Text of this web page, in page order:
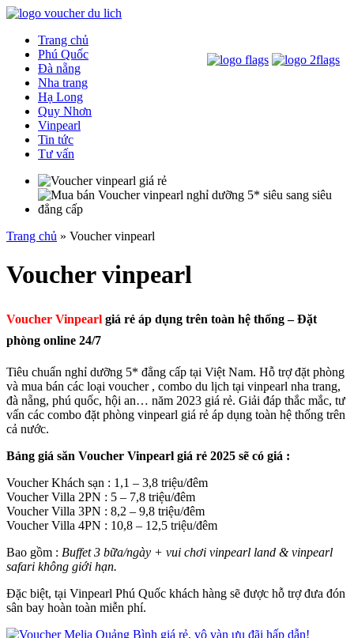
Trang chủ
Phú Quốc
Đà nẵng
Nha trang
Hạ Long
Quy Nhơn
Vinpearl
Tin tức
Tư vấn
Trang chủ » Voucher vinpearl
Voucher vinpearl
Voucher Vinpearl giá rẻ áp dụng trên toàn hệ thống – Đặt
phòng online 24/7
Tiêu chuẩn nghỉ dưỡng 5* đẳng cấp tại Việt Nam. Hỗ trợ đặt phòng
và mua bán các loại voucher , combo du lịch tại vinpearl nha trang,
đà nẵng, phú quốc, hội an… năm 2023 giá rẻ. Giải đáp thắc mắc, tư
vấn các combo đặt phòng vinpearl giá rẻ áp dụng toàn hệ thống trên
cả nước.
Bảng giá săn Voucher Vinpearl giá rẻ 2025 sẽ có giá :
Voucher Khách sạn : 1,1 – 3,8 triệu/đêm
Voucher Villa 2PN : 5 – 7,8 triệu/đêm
Voucher Villa 3PN : 8,2 – 9,8 triệu/đêm
Voucher Villa 4PN : 10,8 – 12,5 triệu/đêm
Bao gồm : Buffet 3 bữa/ngày + vui chơi vinpearl land & vinpearl
safari không giới hạn.
Đặc biệt, tại Vinpearl Phú Quốc khách hàng sẽ được hỗ trợ đưa đón
sân bay hoàn toàn miễn phí.